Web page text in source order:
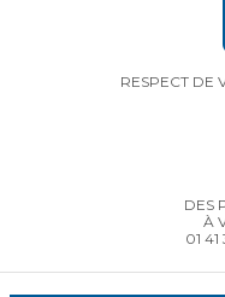
RESPECT DE
DES
À
01